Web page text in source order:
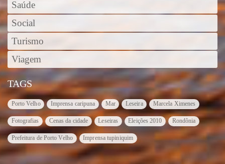
Saúde
Social
Turismo
Viagem
TAGS
Porto Velho Imprensa caripuna Mar Leseira Marcela Ximenes
Fotografias Cenas da cidade Leseiras Eleições 2010 Rondônia
Prefeitura de Porto Velho Imprensa tupiniquim